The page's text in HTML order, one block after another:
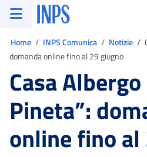
Vai al menu principale
Vai al contenuto principale
Vai al pie' di pagina
INPS ()
Home INPS Comunica Notizie
domanda online fino al 29 giugno
Casa Albergo
Pineta”:
online fino